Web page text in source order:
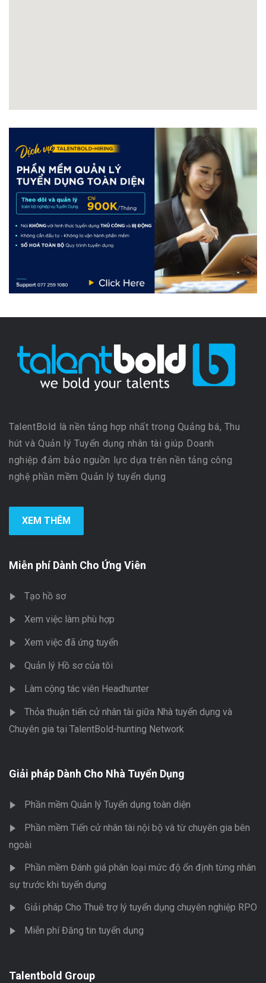
TalentBold là nền tảng hợp nhất trong Quảng bá, Thu
hút và Quản lý Tuyển dụng nhân tài giúp Doanh
nghiệp đảm bảo nguồn lực dựa trên nền tảng công
nghệ phần mềm Quản lý tuyển dụng
XEM THÊM
Miễn phí Dành Cho Ứng Viên
Tạo hồ sơ
Xem việc làm phù hợp
Xem việc đã ứng tuyển
Quản lý Hồ sơ của tôi
Làm cộng tác viên Headhunter
Thỏa thuận tiến cử nhân tài giữa Nhà tuyển dụng và
Chuyên gia tại TalentBold-hunting Network
Giải pháp Dành Cho Nhà Tuyển Dụng
Phần mềm Quản lý Tuyển dụng toàn diện
Phần mềm Tiến cử nhân tài nội bộ và từ chuyên gia bên
ngoài
Phần mềm Đánh giá phân loại mức độ ổn định từng nhân
sự trước khi tuyển dụng
Giải pháp Cho Thuê trợ lý tuyển dụng chuyên nghiệp RPO
Miễn phí Đăng tin tuyển dụng
Talentbold Group